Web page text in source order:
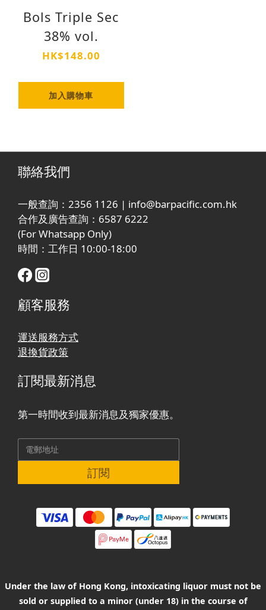
Bols Triple Sec
38% vol.
HK$148.00
加入購物車
聯絡我們
一般查詢：2356 1126 | info@barpacific.com.hk
合作及廣告查詢：6587 6222
(For Whatsapp Only)
時間：工作日 10:00-18:00
顧客服務
運送服務方式
退換貨政策
訂閱最新消息
第一時間收到最新消息及獨家優惠。
訂閱
Under the law of Hong Kong, intoxicating liquor must not be
sold or supplied to a minor (under 18) in the course of